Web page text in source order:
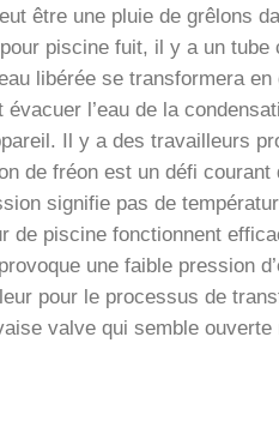
être une pluie de grêlons
piscine fuit, il y a un tube
libérée se transformera
l’eau de la
Il y a des travailleurs
de fréon est un défi courant
signifie pas de
de piscine fonctionnent
une faible pression
pour le processus de
valve qui semble